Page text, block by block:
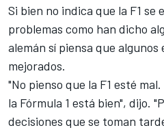
Si bien no indica que la F1 se
problemas como han dicho
alemán sí piensa que
mejorados.
"No pienso que la F1 esté
la Fórmula 1 está bien", dijo.
decisiones que se toman